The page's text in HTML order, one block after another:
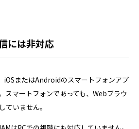
には非対応
iOSまたはAndroidのスマートフォンアプ
スマートフォンであっても、Webブラウ
ていません。